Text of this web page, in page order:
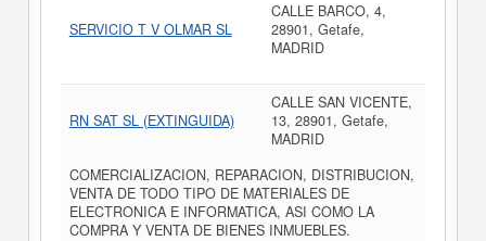
SERVICIO T V OLMAR SL
CALLE BARCO, 4,
28901, Getafe,
MADRID
RN SAT SL (EXTINGUIDA)
CALLE SAN VICENTE,
13, 28901, Getafe,
MADRID
COMERCIALIZACION, REPARACION, DISTRIBUCION,
VENTA DE TODO TIPO DE MATERIALES DE
ELECTRONICA E INFORMATICA, ASI COMO LA
COMPRA Y VENTA DE BIENES INMUEBLES.